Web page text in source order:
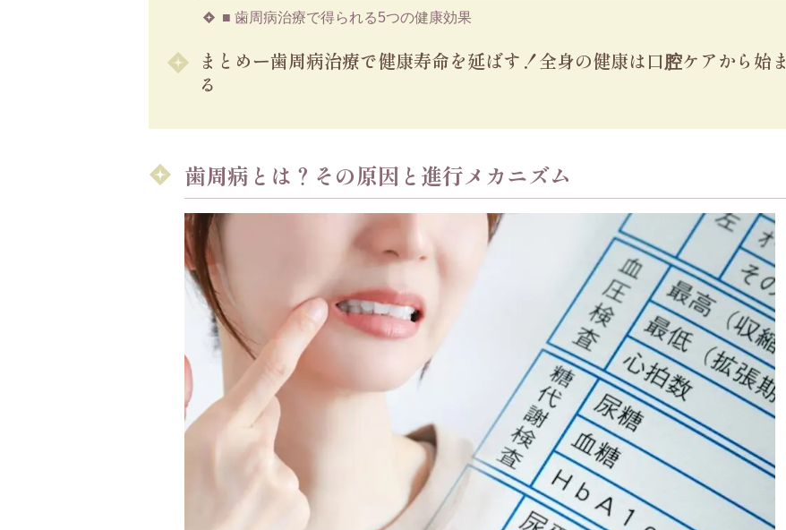
■ 歯周病治療で得られる5つの健康効果
まとめー歯周病治療で健康寿命を延ばす！全身の健康は口腔ケアから始ま
る
歯周病とは？その原因と進行メカニズム